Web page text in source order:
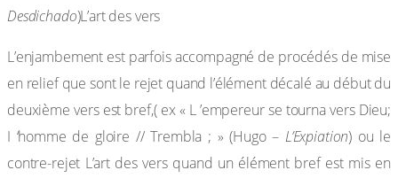
Desdichado)L’art des vers
L’enjambement est parfois accompagné de procédés de mise
en relief que sont le rejet quand l’élément décalé au début du
deuxième vers est bref,( ex « L ’empereur se tourna vers Dieu;
I ‘homme de gloire // Trembla ; » (Hugo – L’Expiation) ou le
contre-rejet L’art des vers quand un élément bref est mis en